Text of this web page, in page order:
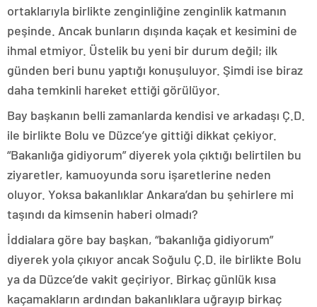
ortaklarıyla birlikte zenginliğine zenginlik katmanın
peşinde. Ancak bunların dışında kaçak et kesimini de
ihmal etmiyor. Üstelik bu yeni bir durum değil; ilk
günden beri bunu yaptığı konuşuluyor. Şimdi ise biraz
daha temkinli hareket ettiği görülüyor.
Bay başkanın belli zamanlarda kendisi ve arkadaşı Ç.D.
ile birlikte Bolu ve Düzce’ye gittiği dikkat çekiyor.
“Bakanlığa gidiyorum” diyerek yola çıktığı belirtilen bu
ziyaretler, kamuoyunda soru işaretlerine neden
oluyor. Yoksa bakanlıklar Ankara’dan bu şehirlere mi
taşındı da kimsenin haberi olmadı?
İddialara göre bay başkan, “bakanlığa gidiyorum”
diyerek yola çıkıyor ancak Soğulu Ç.D. ile birlikte Bolu
ya da Düzce’de vakit geçiriyor. Birkaç günlük kısa
kaçamakların ardından bakanlıklara uğrayıp birkaç